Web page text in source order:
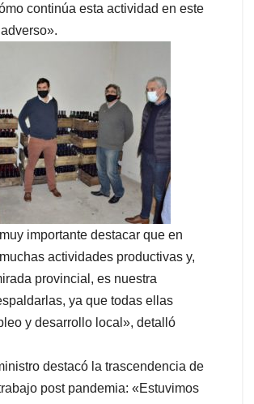
continúa esta actividad en este
importante destacar que en
actividades productivas y,
provincial, es nuestra
ya que todas ellas
y desarrollo local», detalló
destacó la trascendencia de
post pandemia: «Estuvimos